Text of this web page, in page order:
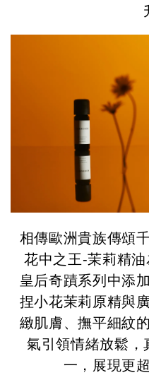
相傳歐洲貴族傳頌
花中之王-茉莉精油
皇后奇蹟系列中添
捏小花茉莉原精與
緻肌膚、撫平細紋
氣引領情緒放鬆，
一，展現更